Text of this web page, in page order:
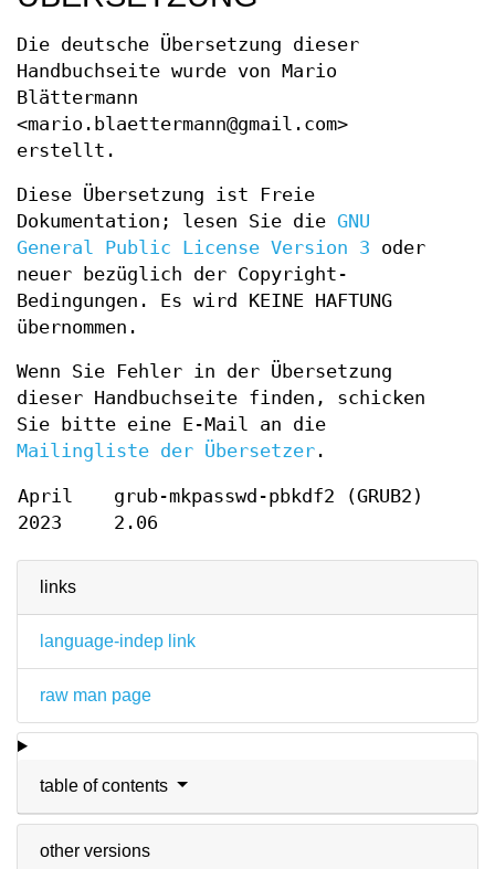
links
language-indep link
raw man page
table of contents
other versions
Die deutsche Übersetzung dieser
Handbuchseite wurde von Mario
Blättermann
<mario.blaettermann@gmail.com>
erstellt.
Diese Übersetzung ist Freie
Dokumentation; lesen Sie die GNU
General Public License Version 3 oder
neuer bezüglich der Copyright-
Bedingungen. Es wird KEINE HAFTUNG
übernommen.
Wenn Sie Fehler in der Übersetzung
dieser Handbuchseite finden, schicken
Sie bitte eine E-Mail an die
Mailingliste der Übersetzer .
April
2023
grub-mkpasswd-pbkdf2 (GRUB2)
2.06